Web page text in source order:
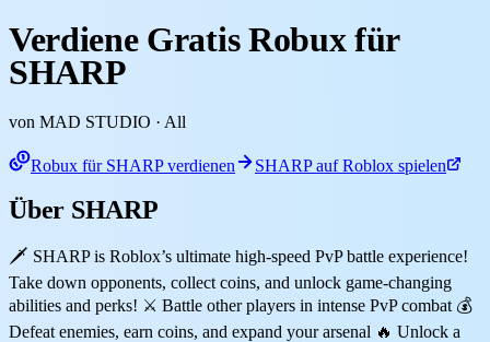
Verdiene Gratis Robux für
SHARP
von MAD STUDIO · All
Robux für SHARP verdienen SHARP auf Roblox spielen
Über SHARP
🗡️ SHARP is Roblox’s ultimate high-speed PvP battle experience!
Take down opponents, collect coins, and unlock game-changing
abilities and perks! ⚔️ Battle other players in intense PvP combat 💰
Defeat enemies, earn coins, and expand your arsenal 🔥 Unlock a